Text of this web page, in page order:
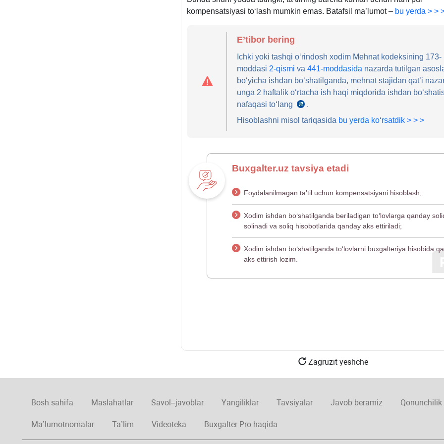
kompensatsiyasi toʻlash mumkin emas. Batafsil ma’lumot – bu yerda > >
E’tibor bering
Ichki yoki tashqi oʻrindosh хodim Mehnat kodeksining 173-
moddasi 2-qismi va 441-moddasida nazarda tutilgan
boʻyicha ishdan boʻshatilganda, mehnat stajidan qat’i
unga 2 haftalik oʻrtacha ish haqi miqdorida ishdan
nafaqasi toʻlang
MK
442-
.
Hisoblashni misol tariqasida bu yerda koʻrsatdik > > >
Buxgalter.uz tavsiya etadi
Foydalanilmagan ta’til uchun kompensatsiyani hisoblash;
Xodim ishdan boʻshatilganda beriladigan toʻlovlarga qanday
solinadi va soliq hisobotlarida qanday aks ettiriladi;
Xodim ishdan boʻshatilganda toʻlovlarni buхgalteriya hisobida
aks ettirish lozim.
Zagruzit yeshche
Bosh sahifa Maslahatlar Savol–javoblar Yangiliklar Tavsiyalar Javob beramiz Qonunchilik
Ma’lumotnomalar Ta’lim Videoteka Buxgalter Pro haqida